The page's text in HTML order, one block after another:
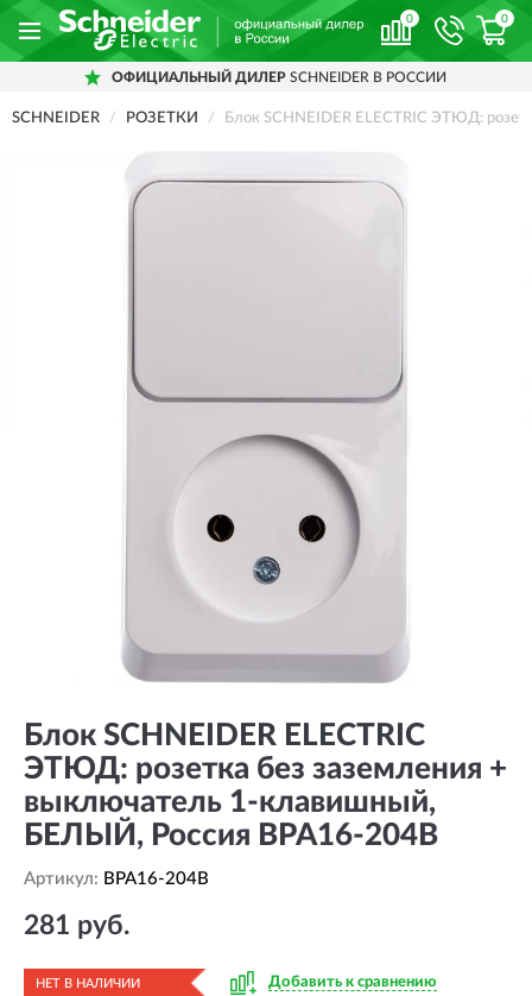
0 0
ОФИЦИАЛЬНЫЙ ДИЛЕРSCHNEIDER В РОССИИ
SCHNEIDER РОЗЕТКИ Блок SCHNEIDER ELECTRIC ЭТЮД:
Блок SCHNEIDER ELECTRIC
ЭТЮД: розетка без заземления +
выключатель 1-клавишный,
БЕЛЫЙ, Россия BPA16-204B
Артикул: BPA16-204B
281 руб.
НЕТ В НАЛИЧИИ Добавить к сравнению